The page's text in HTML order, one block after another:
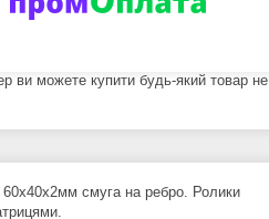
ви можете купити будь-який товар не
смуга на ребро. Ролики